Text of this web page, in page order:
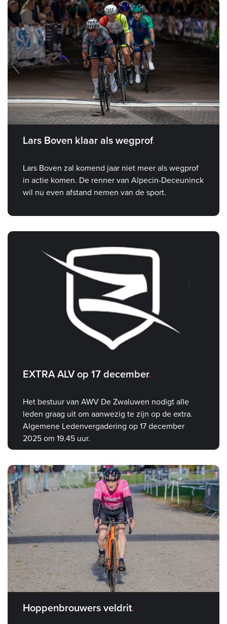
Lars Boven klaar als wegprof
Lars Boven zal komend jaar niet meer als wegprof
in actie komen. De renner van Alpecin-Deceuninck
wil nu even afstand nemen van de sport.
EXTRA ALV op 17 december
Het bestuur van AWV De Zwaluwen nodigt alle
leden graag uit om aanwezig te zijn op de extra.
Algemene Ledenvergadering op 17 december
2025 om 19.45 uur.
Hoppenbrouwers veldrit